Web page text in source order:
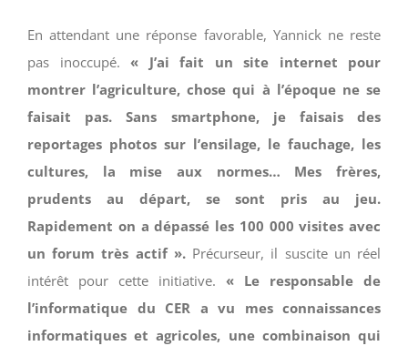
En attendant une réponse favorable, Yannick ne reste
pas inoccupé. « J’ai fait un site internet pour
montrer l’agriculture, chose qui à l’époque ne se
faisait pas. Sans smartphone, je faisais des
reportages photos sur l’ensilage, le fauchage, les
cultures, la mise aux normes… Mes frères,
prudents au départ, se sont pris au jeu.
Rapidement on a dépassé les 100 000 visites avec
un forum très actif ».Précurseur, il suscite un réel
intérêt pour cette initiative. « Le responsable de
l’informatique du CER a vu mes connaissances
informatiques et agricoles, une combinaison qui